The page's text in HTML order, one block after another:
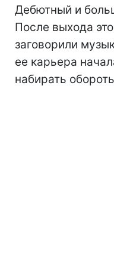
Дебютный и
После выхода
заговорили
ее карьера
набирать